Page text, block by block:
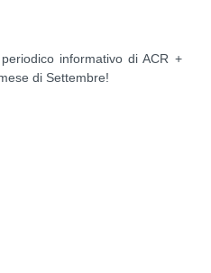
informativo di ACR +
di Settembre!